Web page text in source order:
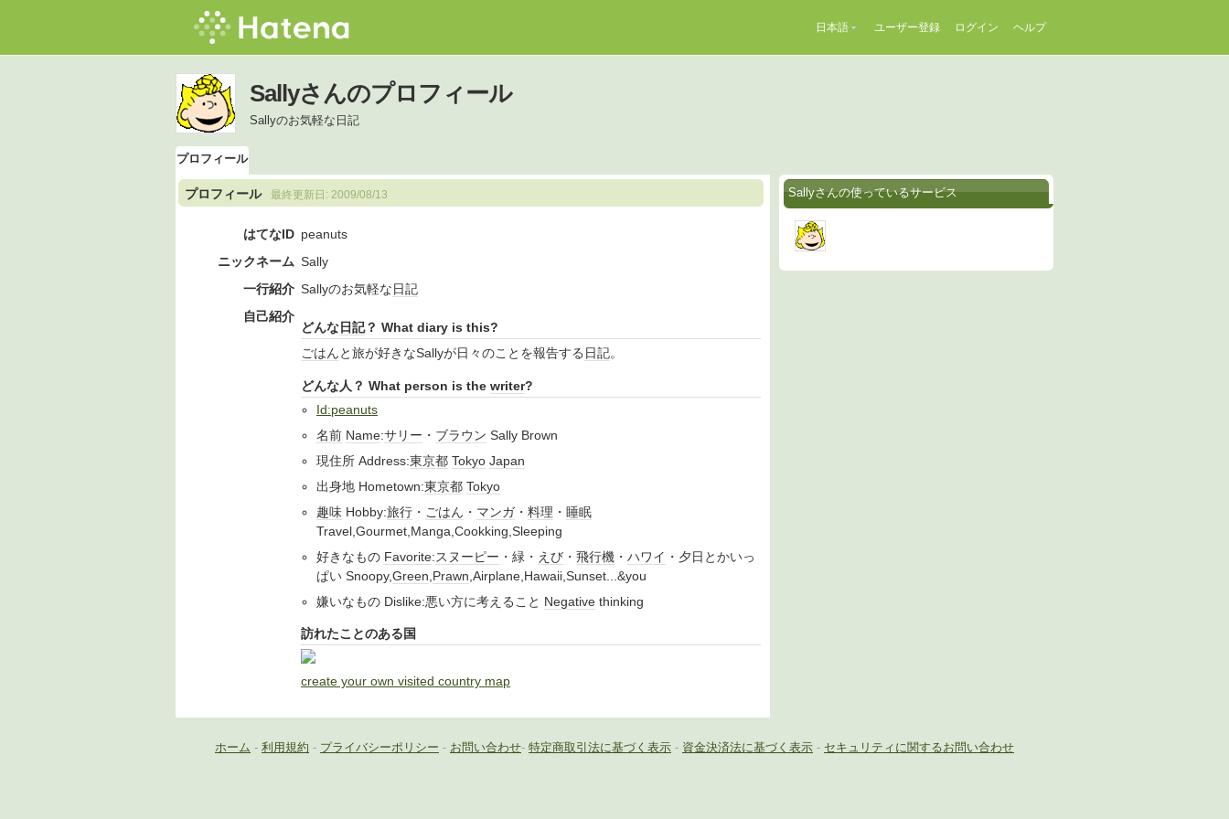
日本語 ユーザー登録 ログイン ヘルプ
Sallyさんのプロフィール
Sallyのお気軽な日記
プロフィール
プロフィール 最終更新日: 2009/08/13
はてなID peanuts
ニックネーム Sally
一行紹介 Sallyのお気軽な日記
自己紹介
どんな日記？ What diary is this?
ごはんと旅が好きなSallyが日々のことを報告する 日記。
どんな人？ What person is the writer?
Id:peanuts
名前 Name:サリー ・ ブラウン Sally Brown
現住所 Address:東京都 Tokyo Japan
出身地 Hometown:東京都 Tokyo
趣味 Hobby:旅行 ・ ごはん ・ マンガ・ 料理 ・ 睡眠
Travel,Gourmet,Manga,Cookking,Sleeping
好きなもの Favorite:スヌーピー ・緑・ えび ・ 飛行機 ・ ハワイ ・夕日とかいっ
ぱい Snoopy,Green,Prawn,Airplane,Hawaii,Sunset...&you
嫌いなもの Dislike:悪い方に考えること Negative thinking
訪れたことのある国
create your own visited country map
Sallyさんの使っているサービス
ホーム - 利用規約 - プライバシーポリシー - お問い合わせ- 特定商取引法に基づく表示 - 資金決済法に基づく表示 - セキュリティに関するお問い合わせ